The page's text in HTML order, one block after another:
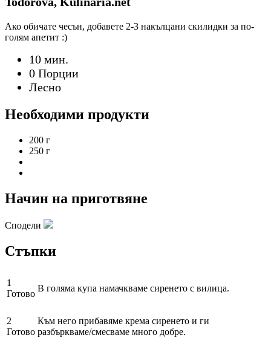
Ако обичате чесън, добавете 2-3 накълцани скилидки за по-
голям апетит :)
10 мин.
0 Порции
Лесно
Необходими продукти
200 г
250 г
Начин на приготвяне
Сподели
Стъпки
1
Готово
В голяма купа намачкваме сиренето с вилица.
2
Готово
Към него прибавяме крема сиренето и ги
разбъркваме/смесваме много добре.